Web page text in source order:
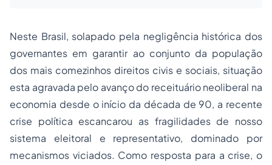
Neste Brasil, solapado pela negligência histórica dos
governantes em garantir ao conjunto da população
dos mais comezinhos direitos civis e sociais, situação
esta agravada pelo avanço do receituário neoliberal na
economia desde o início da década de 90, a recente
crise política escancarou as fragilidades de nosso
sistema eleitoral e representativo, dominado por
mecanismos viciados. Como resposta para a crise, o